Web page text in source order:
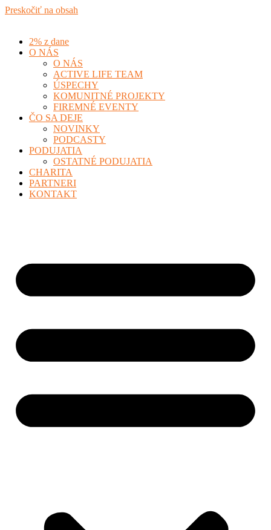
Preskočiť na obsah
2% z dane
O NÁS
O NÁS
ACTIVE LIFE TEAM
ÚSPECHY
KOMUNITNÉ PROJEKTY
FIREMNÉ EVENTY
ČO SA DEJE
NOVINKY
PODCASTY
PODUJATIA
OSTATNÉ PODUJATIA
CHARITA
PARTNERI
KONTAKT